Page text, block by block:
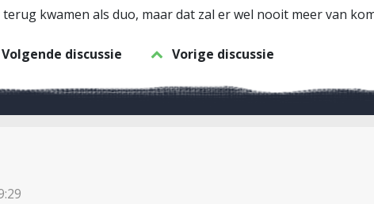
kwamen als duo, maar dat zal er wel nooit meer van
Volgende discussie Vorige discussie